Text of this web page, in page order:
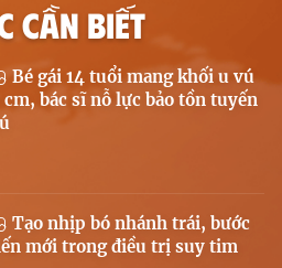
CẦN BIẾT
Bé gái 14 tuổi mang khối u vú
cm, bác sĩ nỗ lực bảo tồn tuyến
Tạo nhịp bó nhánh trái, bước
mới trong điều trị suy tim